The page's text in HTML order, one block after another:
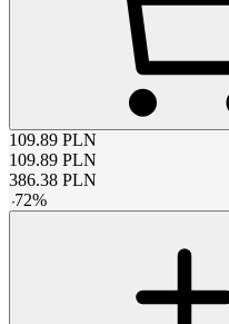
109.89 PLN
109.89 PLN
386.38 PLN
-72%